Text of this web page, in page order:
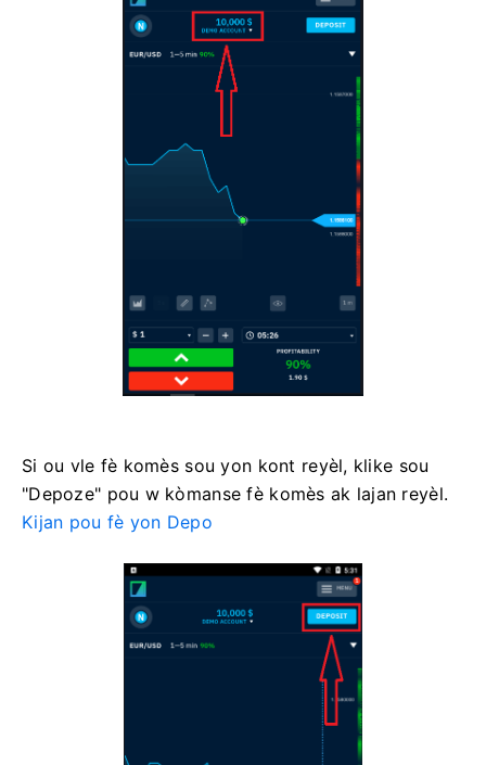
Si ou vle fè komès sou yon kont reyèl, klike sou
"Depoze" pou w kòmanse fè komès ak lajan reyèl.
Kijan pou fè yon Depo